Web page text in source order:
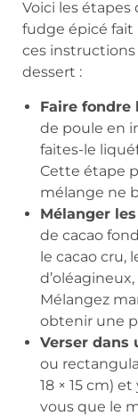
Voici les
fudge épicé fait
ces
dessert :
Faire fondre
de poule en
faites-le
Cette étape
mélange ne
Mélanger
de cacao
le cacao cru,
Mélangez
obtenir une
Verser dans
ou
18 × 15 cm)
vous que le